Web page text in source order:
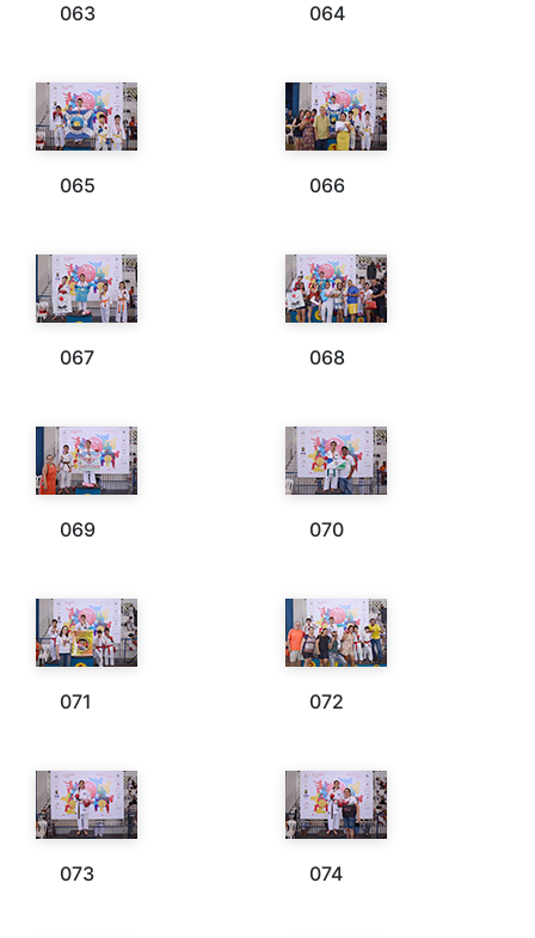
063 064
065 066
067 068
069 070
071 072
073 074